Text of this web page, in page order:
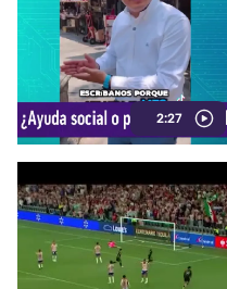
2:27